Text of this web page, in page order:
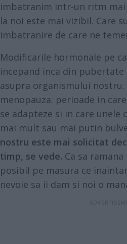
imbatranim intr-un ritm
la noi este mai vizibil. Care
imbatranire de care ne
Modificarile hormonale pe
incepand inca din pubertate
asupra organismului nostru.
menopauza: perioade in
se adapteze si in care
mai mult sau mai putin
nostru este mai solicitat
timp, se vede. Ca sa
posibil pe masura ce
nevoie sa ii dam si noi o